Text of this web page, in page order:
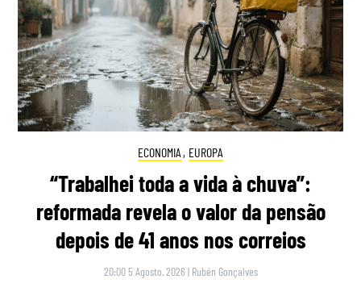
ECONOMIA , EUROPA
“Trabalhei toda a vida à chuva”:
reformada revela o valor da pensão
depois de 41 anos nos correios
20:00 5 Agosto, 2026 | Rubén Gonçalves